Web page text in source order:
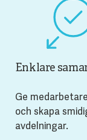
Enklare
Ge
och skapa
avdelningar.